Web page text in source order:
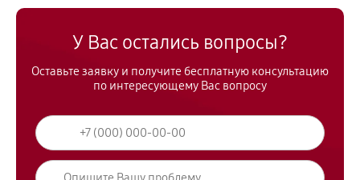
У Вас остались вопросы?
Оставьте заявку и получите бесплатную консультацию
по интересующему Вас вопросу